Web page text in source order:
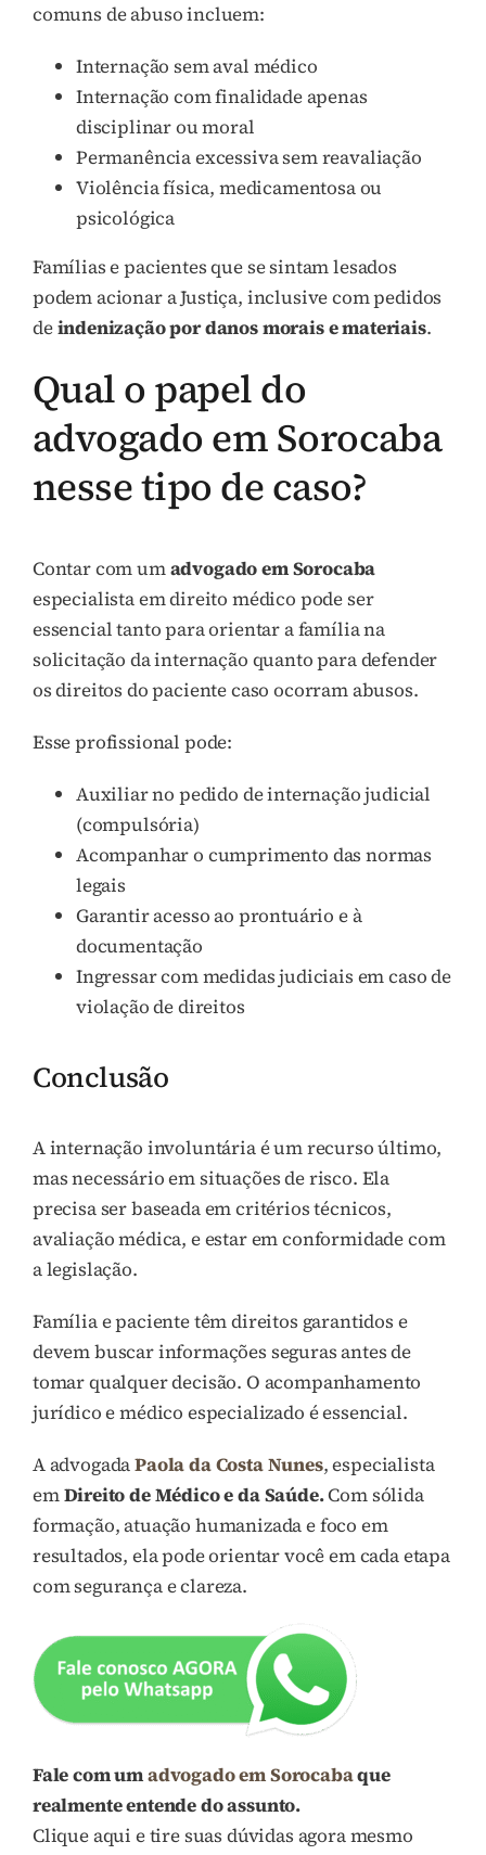
comuns de abuso incluem:
Internação sem aval médico
Internação com finalidade apenas
disciplinar ou moral
Permanência excessiva sem reavaliação
Violência física, medicamentosa ou
psicológica
Famílias e pacientes que se sintam lesados
podem acionar a Justiça, inclusive com pedidos
deindenização por danos morais e materiais.
Qual o papel do
advogado em Sorocaba
nesse tipo de caso?
Contar com umadvogado em Sorocaba
especialista em direito médico pode ser
essencial tanto para orientar a família na
solicitação da internação quanto para defender
os direitos do paciente caso ocorram abusos.
Esse profissional pode:
Auxiliar no pedido de internação judicial
(compulsória)
Acompanhar o cumprimento das normas
legais
Garantir acesso ao prontuário e à
documentação
Ingressar com medidas judiciais em caso de
violação de direitos
Conclusão
A internação involuntária é um recurso último,
mas necessário em situações de risco. Ela
precisa ser baseada em critérios técnicos,
avaliação médica, e estar em conformidade com
a legislação.
Família e paciente têm direitos garantidos e
devem buscar informações seguras antes de
tomar qualquer decisão. O acompanhamento
jurídico e médico especializado é essencial.
A advogadaPaola da Costa Nunes, especialista
emDireito de Médico e da Saúde.Com sólida
formação, atuação humanizada e foco em
resultados, ela pode orientar você em cada etapa
com segurança e clareza.
Fale com umadvogado em Sorocabaque
realmente entende do assunto.
Clique aqui e tire suas dúvidas agora mesmo